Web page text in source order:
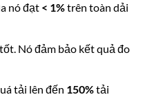
nó đạt < 1%trên toàn dải
Nó đảm bảo kết quả đo
tải lên đến 150%tải